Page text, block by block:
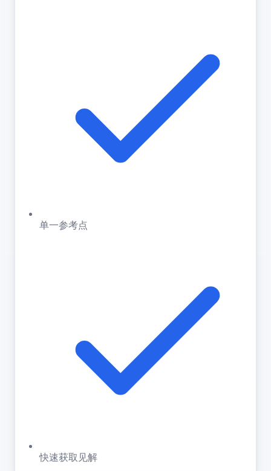
单一参考点
快速获取见解